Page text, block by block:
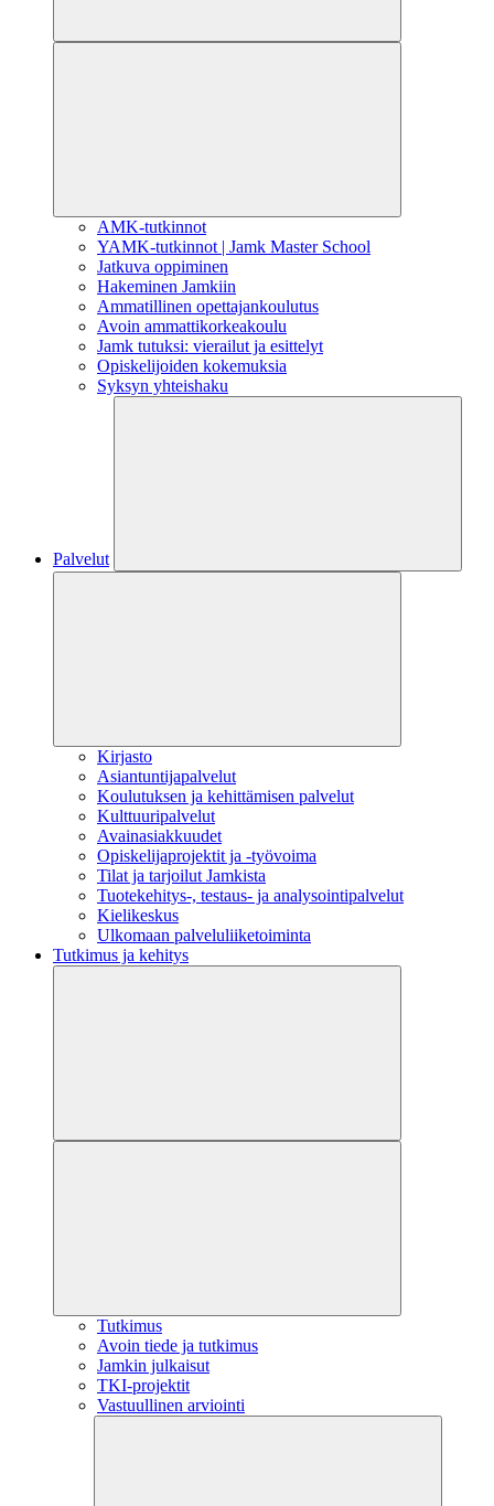
AMK-tutkinnot
YAMK-tutkinnot | Jamk Master School
Jatkuva oppiminen
Hakeminen Jamkiin
Ammatillinen opettajankoulutus
Avoin ammattikorkeakoulu
Jamk tutuksi: vierailut ja esittelyt
Opiskelijoiden kokemuksia
Syksyn yhteishaku
Palvelut
Kirjasto
Asiantuntijapalvelut
Koulutuksen ja kehittämisen palvelut
Kulttuuripalvelut
Avainasiakkuudet
Opiskelijaprojektit​ ja -työvoima
Tilat ja tarjoilut Jamkista
Tuotekehitys-, testaus- ja analysointipalvelut
Kielikeskus
Ulkomaan palveluliiketoiminta
Tutkimus ja kehitys
Tutkimus
Avoin tiede ja tutkimus
Jamkin julkaisut
TKI-projektit
Vastuullinen arviointi